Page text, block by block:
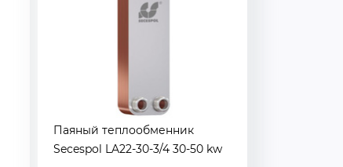
Паяный теплообменник
Secespol LA22-30-3/4 30-50 kw